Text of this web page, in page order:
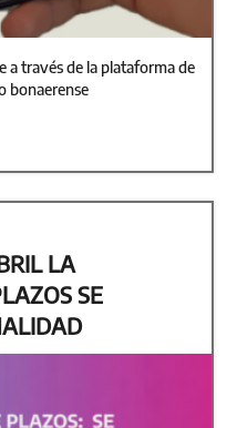
a través de la plataforma de
bonaerense
LA
SE